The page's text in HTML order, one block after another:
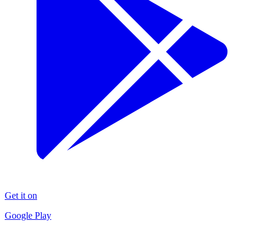
Get it on
Google Play